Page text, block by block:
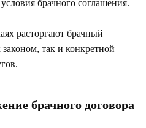
брачного соглашения.
расторгают брачный
так и конкретной
брачного договора